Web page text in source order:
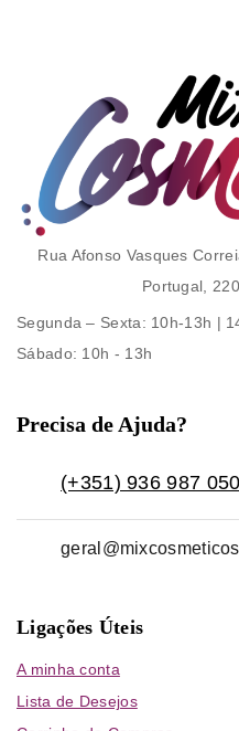
Rua Afonso Vasques
Portugal,
Segunda – Sexta: 10h-13h |
Sábado: 10h - 13h
Precisa de Ajuda?
(+351) 936 987 050
Ligações Úteis
A minha conta
Lista de Desejos